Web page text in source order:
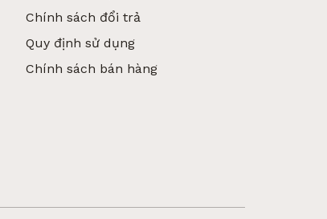
Chính sách đổi trả
Quy định sử dụng
Chính sách bán hàng